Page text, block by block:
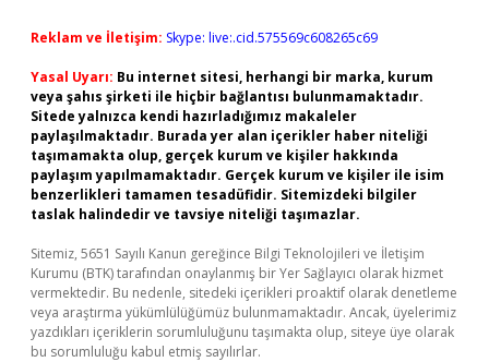
Reklam ve İletişim: Skype: live:.cid.575569c608265c69
Yasal Uyarı: Bu internet sitesi, herhangi bir marka, kurum
veya şahıs şirketi ile hiçbir bağlantısı bulunmamaktadır.
Sitede yalnızca kendi hazırladığımız makaleler
paylaşılmaktadır. Burada yer alan içerikler haber niteliği
taşımamakta olup, gerçek kurum ve kişiler hakkında
paylaşım yapılmamaktadır. Gerçek kurum ve kişiler ile isim
benzerlikleri tamamen tesadüfidir. Sitemizdeki bilgiler
taslak halindedir ve tavsiye niteliği taşımazlar.
Sitemiz, 5651 Sayılı Kanun gereğince Bilgi Teknolojileri ve İletişim
Kurumu (BTK) tarafından onaylanmış bir Yer Sağlayıcı olarak hizmet
vermektedir. Bu nedenle, sitedeki içerikleri proaktif olarak denetleme
veya araştırma yükümlülüğümüz bulunmamaktadır. Ancak, üyelerimiz
yazdıkları içeriklerin sorumluluğunu taşımakta olup, siteye üye olarak
bu sorumluluğu kabul etmiş sayılırlar.